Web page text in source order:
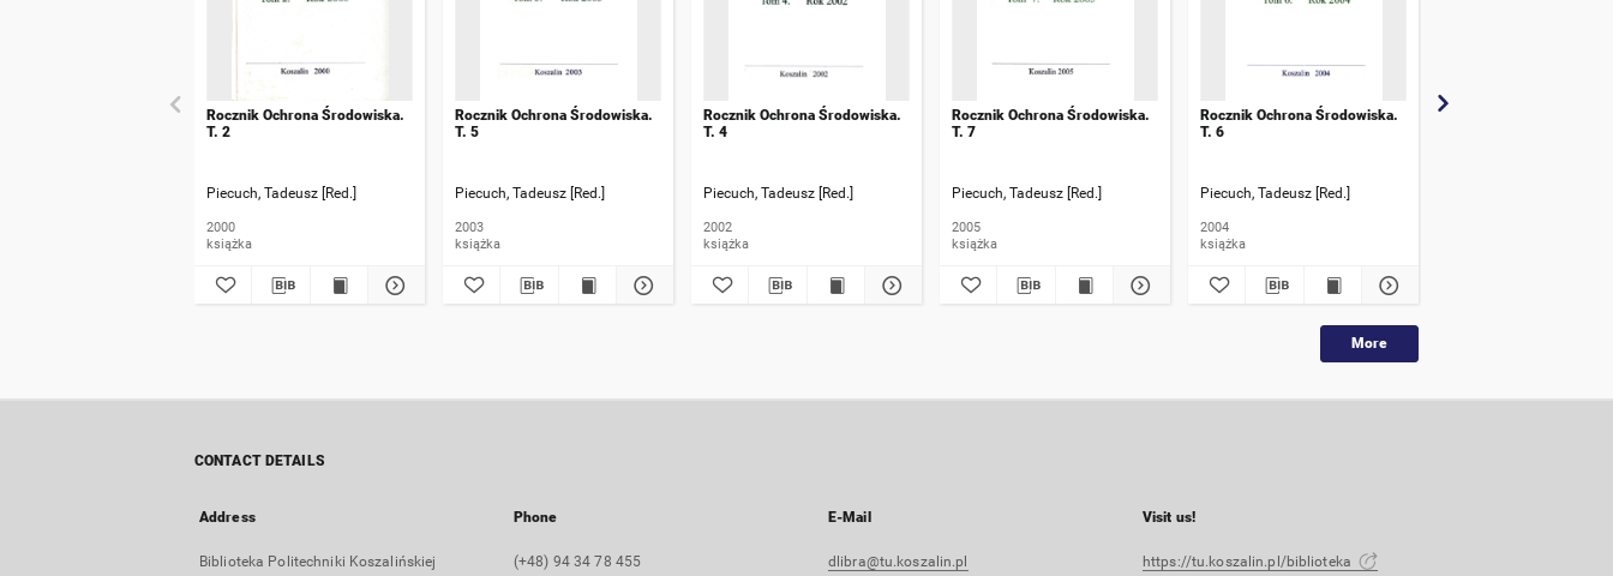
Rocznik Ochrona Środowiska.
T. 2
Piecuch, Tadeusz [Red.]
2000
książka
Rocznik Ochrona Środowiska.
T. 5
Piecuch, Tadeusz [Red.]
2003
książka
Rocznik Ochrona Środowiska.
T. 4
Piecuch, Tadeusz [Red.]
2002
książka
Rocznik Ochrona Środowiska.
T. 7
Piecuch, Tadeusz [Red.]
2005
książka
Rocznik Ochrona Środowiska.
T. 6
Piecuch, Tadeusz [Red.]
2004
książka
More
CONTACT DETAILS
Address
Biblioteka Politechniki Koszalińskiej
Phone
(+48) 94 34 78 455
E-Mail
dlibra@tu.koszalin.pl
Visit us!
https://tu.koszalin.pl/biblioteka